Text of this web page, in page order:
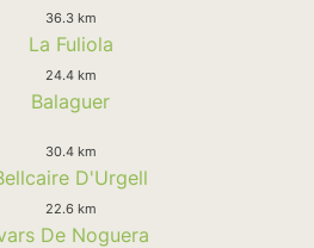
36.3 km
La Fuliola
24.4 km
Balaguer
30.4 km
D'Urgell
22.6 km
De Noguera